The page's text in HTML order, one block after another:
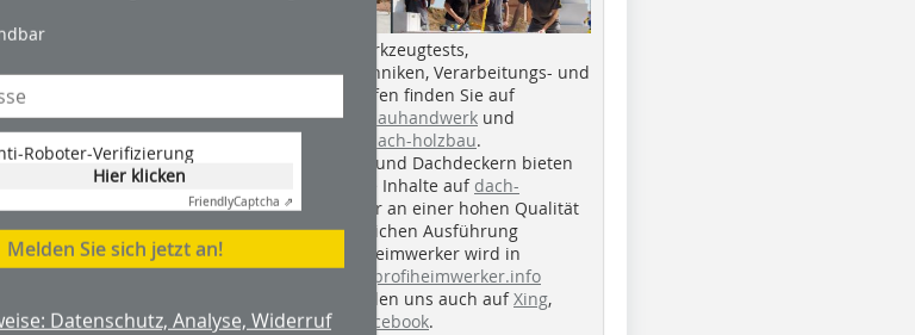
Wandbehangs
Mustern digital
erreichte das
von
Bordüren galt es
gefestigt
Roboter-Verifizierung
Hier klicken
FriendlyCaptcha ⇗
Melden Sie sich jetzt an!
Datenschutz, Analyse, Widerruf
Videos von Werkzeugtests,
Handwerkstechniken, Verarbeitungs- und
Montageabläufen finden Sie auf
youtube.com/bauhandwerk und
youtube.com/dach-holzbau.
Zimmerleuten und Dachdeckern bieten
wir spannende Inhalte auf dach-
holzbau.de
, der an einer hohen Qualität
der handwerklichen Ausführung
interessierte Heimwerker wird in
unserem Blog
profiheimwerker.info
fündig. Sie finden uns auch aufXing,
Twitterund Facebook.